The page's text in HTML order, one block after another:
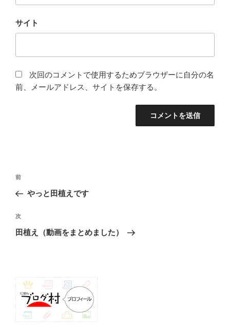
サイト
次回のコメントで使用するためブラウザーに自分の名
前、メールアドレス、サイトを保存する。
投
ナ
ビ
ゲ
ン
前
の
稿
前
やっと田植えです
次
の
次
田植え（動画をまとめました）